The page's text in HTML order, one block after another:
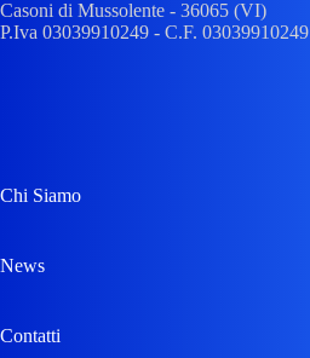
Casoni di Mussolente - 36065 (VI)
P.Iva 03039910249 - C.F. 03039910249
Chi Siamo
News
Contatti